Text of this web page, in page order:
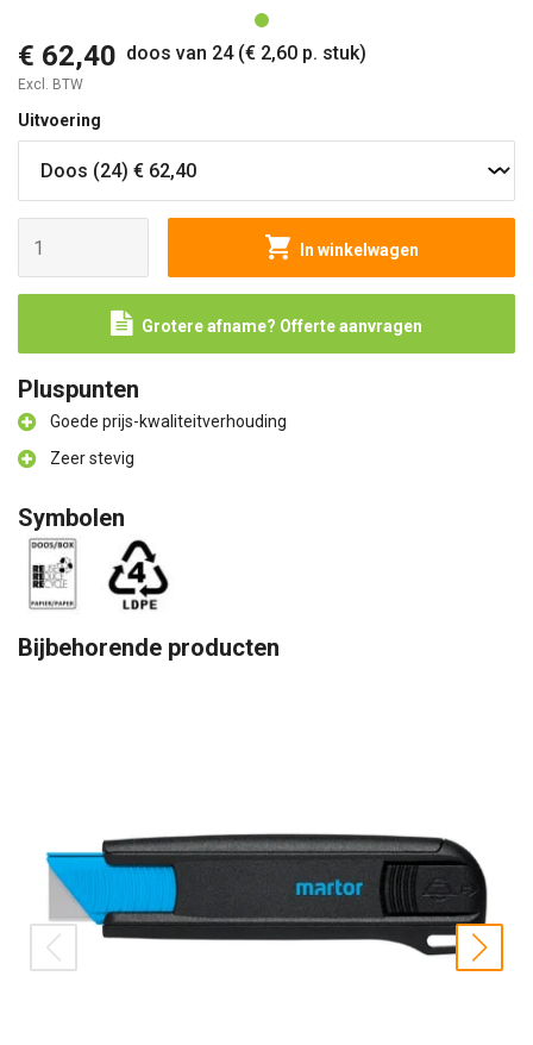
€ 62,40 doos van 24 (€ 2,60 p. stuk)
Excl. BTW
Uitvoering
In winkelwagen
Grotere afname? Offerte aanvragen
Pluspunten
Goede prijs-kwaliteitverhouding
Zeer stevig
Symbolen
Bijbehorende producten
prev next